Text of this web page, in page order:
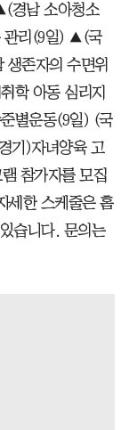
경남 소아청소
관리(9일) ▲(국
존자의 수면위
학 아동 심리지
별운동(9일) (국
기)자녀양육 고
참가자를 모집
세한 스케줄은 홈
습니다. 문의는